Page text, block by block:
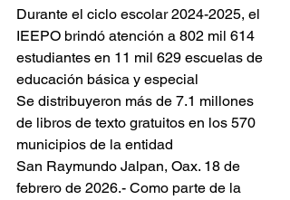
Durante el ciclo escolar 2024-2025, el
IEEPO brindó atención a 802 mil 614
estudiantes en 11 mil 629 escuelas de
educación básica y especial
Se distribuyeron más de 7.1 millones
de libros de texto gratuitos en los 570
municipios de la entidad
San Raymundo Jalpan, Oax. 18 de
febrero de 2026.- Como parte de la